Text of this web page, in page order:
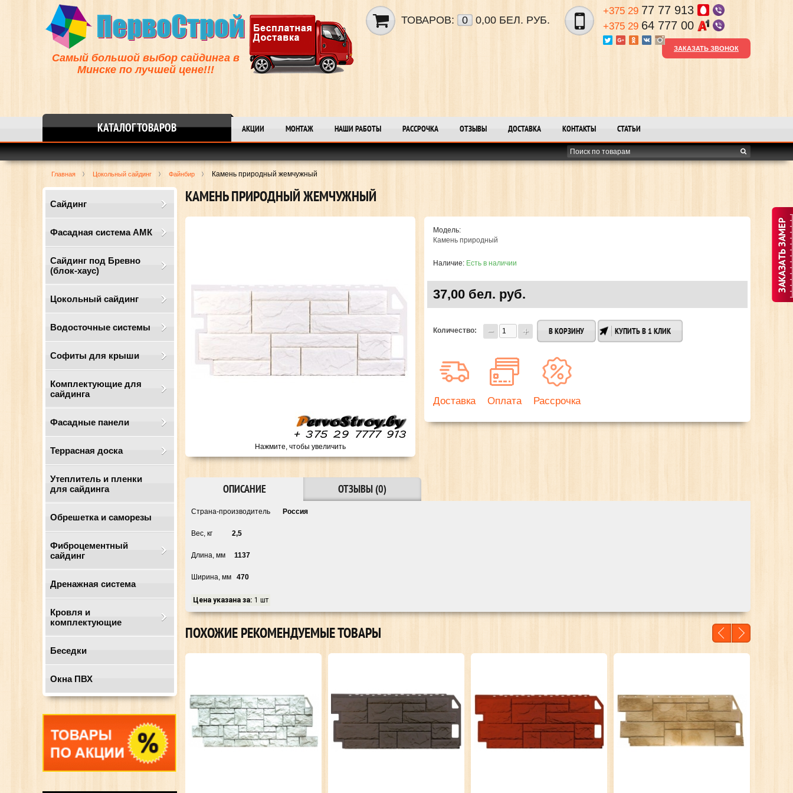
Самый большой выбор сайдинга в
Минске по лучшей цене!!!
ТОВАРОВ: 0 0,00 БЕЛ. РУБ.
+375 29 77 77 913
+375 29 64 777 00
ЗАКАЗАТЬ ЗВОНОК
КАТАЛОГ ТОВАРОВ АКЦИИ МОНТАЖ НАШИ РАБОТЫ РАССРОЧКА ОТЗЫВЫ ДОСТАВКА КОНТАКТЫ СТАТЬИ
Главная Цокольный сайдинг Файнбир Камень природный жемчужный
Сайдинг
Фасадная система АМК
Сайдинг под Бревно
(блок-хаус)
Цокольный сайдинг
Водосточные системы
Cофиты для крыши
Комплектующие для
сайдинга
Фасадные панели
Террасная доска
Утеплитель и пленки
для сайдинга
Обрешетка и саморезы
Фиброцементный
сайдинг
Дренажная система
Кровля и
комплектующие
Беседки
Окна ПВХ
КАМЕНЬ ПРИРОДНЫЙ ЖЕМЧУЖНЫЙ
Нажмите, чтобы увеличить
Модель:
Камень природный
Наличие: Есть в наличии
37,00 бел. руб.
Количество: КУПИТЬ В 1 КЛИК
Доставка Оплата Рассрочка
ОПИСАНИЕ ОТЗЫВЫ (0)
Страна-производитель Россия
Вес, кг 2,5
Длина, мм 1137
Ширина, мм 470
Цена указана за: 1 шт
ПОХОЖИЕ РЕКОМЕНДУЕМЫЕ ТОВАРЫ